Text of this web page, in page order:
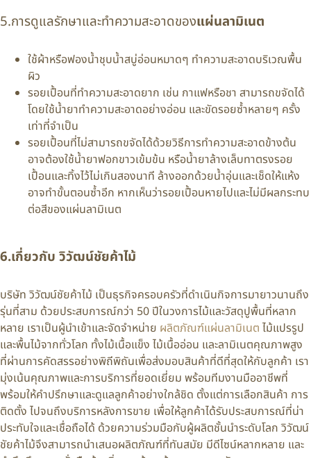
5.การดูแลรักษาและทำความสะอาดของแผ่นลามิเนต
ใช้ผ้าหรือฟองน้ำชุบน้ำสบู่อ่อนหมาดๆ ทำความสะอาดบริเวณพื้น
ผิว
รอยเปื้อนที่ทำความสะอาดยาก เช่น กาแฟหรือชา สามารถขจัดได้
โดยใช้น้ำยาทำความสะอาดอย่างอ่อน และขัดรอยซ้ำหลายๆ ครั้ง
เท่าที่จำเป็น
รอยเปื้อนที่ไม่สามารถขจัดได้ด้วยวิธีการทำความสะอาดข้างต้น
อาจต้องใช้น้ำยาฟอกขาวเข้มข้น หรือน้ำยาล้างเล็บทาตรงรอย
เปื้อนและทิ้งไว้ไม่เกินสองนาที ล้างออกด้วยน้ำอุ่นและเช็ดให้แห้ง
อาจทำขั้นตอนซ้ำอีก หากเห็นว่ารอยเปื้อนหายไปและไม่มีผลกระทบ
ต่อสีของแผ่นลามิเนต
6.เกี่ยวกับ วิวัฒน์ชัยค้าไม้
บริษัท วิวัฒน์ชัยค้าไม้ เป็นธุรกิจครอบครัวที่ดำเนินกิจการมายาวนานถึง
รุ่นที่สาม ด้วยประสบการณ์กว่า 50 ปีในวงการไม้และวัสดุปูพื้นที่หลาก
หลาย เราเป็นผู้นำเข้าและจัดจำหน่าย ผลิตภัณฑ์แผ่นลามิเนต ไม้แปรรูป
และพื้นไม้จากทั่วโลก ทั้งไม้เนื้อแข็ง ไม้เนื้ออ่อน และลามิเนตคุณภาพสูง
ที่ผ่านการคัดสรรอย่างพิถีพิถันเพื่อส่งมอบสินค้าที่ดีที่สุดให้กับลูกค้า เรา
มุ่งเน้นคุณภาพและการบริการที่ยอดเยี่ยม พร้อมทีมงานมืออาชีพที่
พร้อมให้คำปรึกษาและดูแลลูกค้าอย่างใกล้ชิด ตั้งแต่การเลือกสินค้า การ
ติดตั้ง ไปจนถึงบริการหลังการขาย เพื่อให้ลูกค้าได้รับประสบการณ์ที่น่า
ประทับใจและเชื่อถือได้ ด้วยความร่วมมือกับผู้ผลิตชั้นนำระดับโลก วิวัฒน์
ชัยค้าไม้จึงสามารถนำเสนอผลิตภัณฑ์ที่ทันสมัย มีดีไซน์หลากหลาย และ